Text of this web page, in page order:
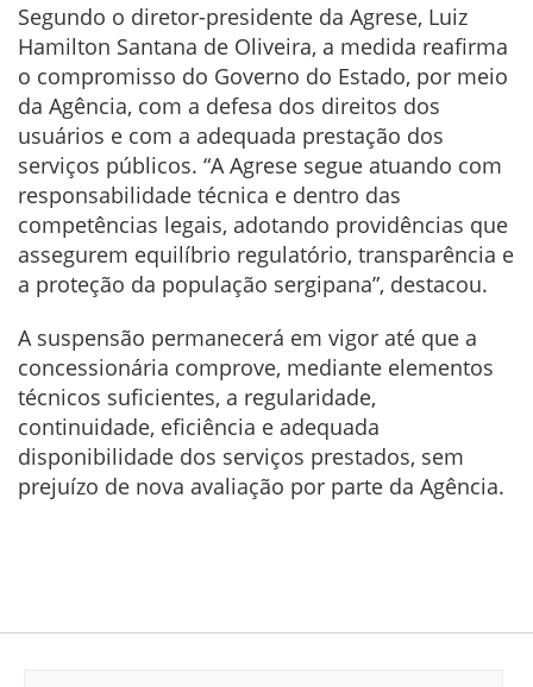
Segundo o diretor-presidente da Agrese, Luiz
Hamilton Santana de Oliveira, a medida reafirma
o compromisso do Governo do Estado, por meio
da Agência, com a defesa dos direitos dos
usuários e com a adequada prestação dos
serviços públicos. “A Agrese segue atuando com
responsabilidade técnica e dentro das
competências legais, adotando providências que
assegurem equilíbrio regulatório, transparência e
a proteção da população sergipana”, destacou.
A suspensão permanecerá em vigor até que a
concessionária comprove, mediante elementos
técnicos suficientes, a regularidade,
continuidade, eficiência e adequada
disponibilidade dos serviços prestados, sem
prejuízo de nova avaliação por parte da Agência.